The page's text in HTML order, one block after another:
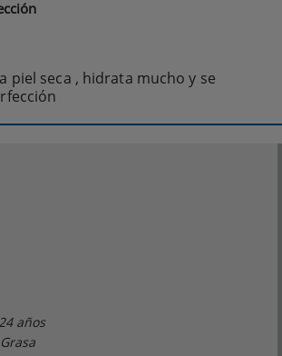
piel seca , hidrata mucho y se
años